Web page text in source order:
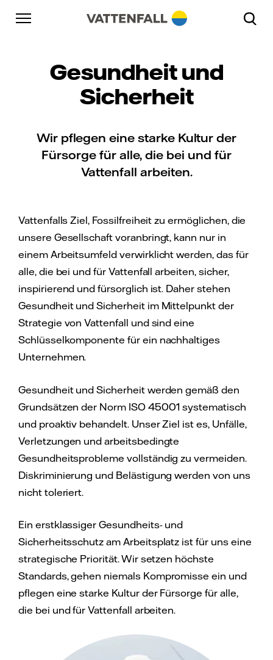
Überspringen
Zurück zur Hauptnavigation
Gehe zur Fußzeile
Gesundheit und
Sicherheit
Wir pflegen eine starke Kultur der
Fürsorge für alle, die bei und für
Vattenfall arbeiten.
Vattenfalls Ziel, Fossilfreiheit zu ermöglichen, die
unsere Gesellschaft voranbringt, kann nur in
einem Arbeitsumfeld verwirklicht werden, das für
alle, die bei und für Vattenfall arbeiten, sicher,
inspirierend und fürsorglich ist. Daher stehen
Gesundheit und Sicherheit im Mittelpunkt der
Strategie von Vattenfall und sind eine
Schlüsselkomponente für ein nachhaltiges
Unternehmen.
Gesundheit und Sicherheit werden gemäß den
Grundsätzen der Norm ISO 45001 systematisch
und proaktiv behandelt. Unser Ziel ist es, Unfälle,
Verletzungen und arbeitsbedingte
Gesundheitsprobleme vollständig zu vermeiden.
Diskriminierung und Belästigung werden von uns
nicht toleriert.
Ein erstklassiger Gesundheits- und
Sicherheitsschutz am Arbeitsplatz ist für uns eine
strategische Priorität. Wir setzen höchste
Standards, gehen niemals Kompromisse ein und
pflegen eine starke Kultur der Fürsorge für alle,
die bei und für Vattenfall arbeiten.
Zurück zur Hauptnavigation